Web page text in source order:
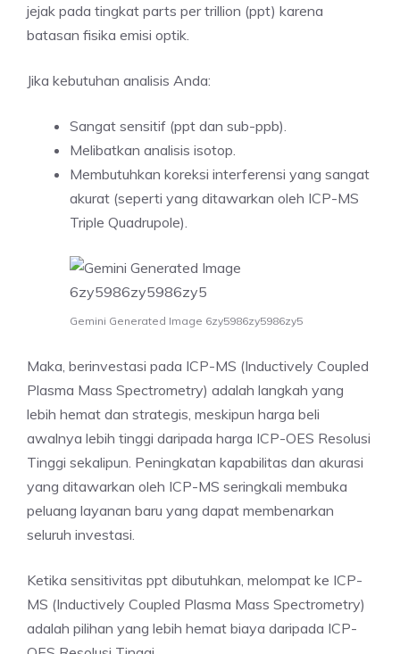
jejak pada tingkat parts per trillion (ppt) karena
batasan fisika emisi optik.
Jika kebutuhan analisis Anda:
Sangat sensitif (ppt dan sub-ppb).
Melibatkan analisis isotop.
Membutuhkan koreksi interferensi yang sangat
akurat (seperti yang ditawarkan oleh ICP-MS
Triple Quadrupole).
Gemini Generated Image 6zy5986zy5986zy5
Maka, berinvestasi pada ICP-MS (Inductively Coupled
Plasma Mass Spectrometry) adalah langkah yang
lebih hemat dan strategis, meskipun harga beli
awalnya lebih tinggi daripada harga ICP-OES Resolusi
Tinggi sekalipun. Peningkatan kapabilitas dan akurasi
yang ditawarkan oleh ICP-MS seringkali membuka
peluang layanan baru yang dapat membenarkan
seluruh investasi.
Ketika sensitivitas ppt dibutuhkan, melompat ke ICP-
MS (Inductively Coupled Plasma Mass Spectrometry)
adalah pilihan yang lebih hemat biaya daripada ICP-